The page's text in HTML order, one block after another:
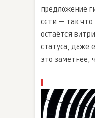
предложение
сети — так что
остаётся
статуса, даже
это заметнее,